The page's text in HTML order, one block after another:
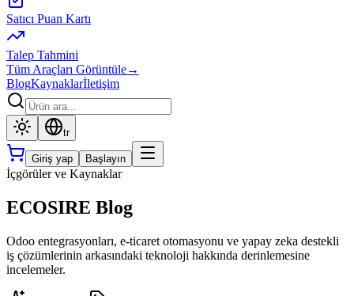
Satıcı Puan Kartı
Talep Tahmini
Tüm Araçları Görüntüle→
BlogKaynaklarİletişim
tr
Giriş yap Başlayın
İçgörüler ve Kaynaklar
ECOSIRE Blog
Odoo entegrasyonları, e-ticaret otomasyonu ve yapay zeka destekli
iş çözümlerinin arkasındaki teknoloji hakkında derinlemesine
incelemeler.